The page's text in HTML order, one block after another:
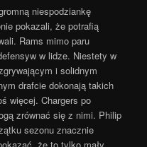
niespodziankę
pokazali, że potrafią
Rams mimo paru
w lidze. Niestety w
i solidnym
drafcie dokonają takich
więcej. Chargers po
zrównać się z nimi. Philip
sezonu znacznie